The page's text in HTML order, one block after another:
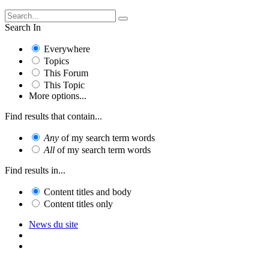
Search In
Everywhere
Topics
This Forum
This Topic
More options...
Find results that contain...
Any of my search term words
All of my search term words
Find results in...
Content titles and body
Content titles only
News du site